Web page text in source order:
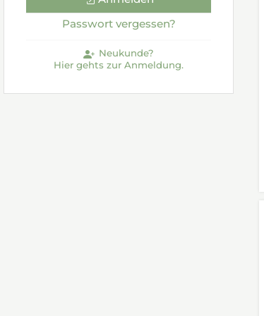
Passwort vergessen?
Neukunde?
Hier gehts zur Anmeldung.